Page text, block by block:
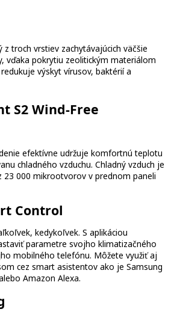
z troch vrstiev zachytávajúcich väčšie
vďaka pokrytiu zeolitickým materiálom
výskyt vírusov, baktérií a
S2 Wind-Free
efektívne udržuje komfortnú teplotu
chladného vzduchu. Chladný vzduch je
23 000 mikrootvorov v prednom paneli
Control
kedykoľvek. S aplikáciou
parametre svojho klimatizačného
mobilného telefónu. Môžete využiť aj
cez smart asistentov ako je Samsung
Amazon Alexa.